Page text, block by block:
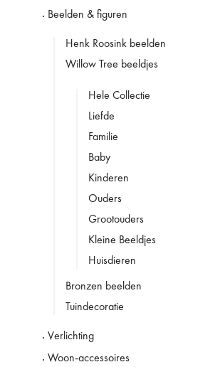
Beelden & figuren
Henk Roosink beelden
Willow Tree beeldjes
Hele Collectie
Liefde
Familie
Baby
Kinderen
Ouders
Grootouders
Kleine Beeldjes
Huisdieren
Bronzen beelden
Tuindecoratie
Verlichting
Woon-accessoires